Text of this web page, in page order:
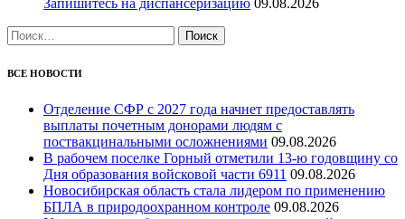
Найти:
ВСЕ НОВОСТИ
Отделение СФР с 2027 года начнет предоставлять
выплаты почетным донорами людям с
поствакцинальными осложнениями 09.08.2026
В рабочем поселке Горный отметили 13-ю годовщину со
Дня образования войсковой части 6911 09.08.2026
Новосибирская область стала лидером по применению
БПЛА в природоохранном контроле 09.08.2026